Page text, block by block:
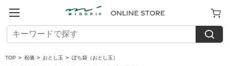
TOP > 祝儀 > おとし玉 > ぽち袋（おとし玉）